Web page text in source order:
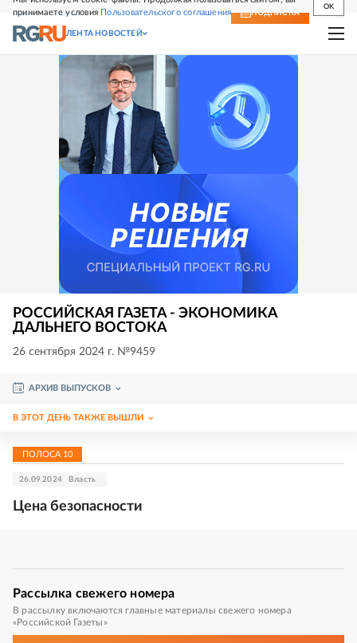
принимаете условия Пользовательского соглашения
OK
СВЕЖИЙ НОМЕР ПОДПИСКА
ЛЕНТА НОВОСТЕЙ
РОССИЙСКАЯ ГАЗЕТА - ЭКОНОМИКА
ДАЛЬНЕГО ВОСТОКА
26 сентября 2024 г. №9459
АРХИВ ВЫПУСКОВ
В ЭТОТ ДЕНЬ ТАКЖЕ ВЫШЛИ
ПОЛОСА 10
26.09.2024 Власть
Цена безопасности
Рассылка свежего номера
В рассылку включаются главные материалы свежего номера
«Российской Газеты»